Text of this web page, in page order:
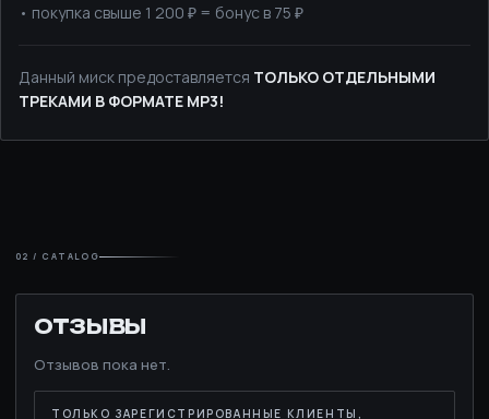
• покупка свыше 1 200 ₽ = бонус в 75 ₽
Данный миск предоставляется ТОЛЬКО ОТДЕЛЬНЫМИ
ТРЕКАМИ В ФОРМАТЕ MP3!
02 / CATALOG
ОТЗЫВЫ
Отзывов пока нет.
ТОЛЬКО ЗАРЕГИСТРИРОВАННЫЕ КЛИЕНТЫ,